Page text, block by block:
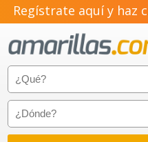
Regístrate aquí y haz